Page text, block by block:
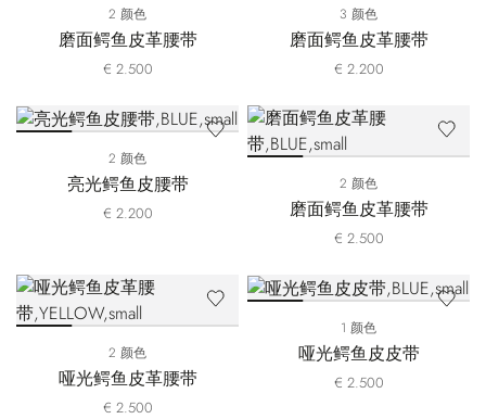
2 颜色
磨面鳄鱼皮革腰带
€ 2.500
3 颜色
磨面鳄鱼皮革腰带
€ 2.200
2 颜色
亮光鳄鱼皮腰带
€ 2.200
2 颜色
磨面鳄鱼皮革腰带
€ 2.500
2 颜色
哑光鳄鱼皮革腰带
€ 2.500
1 颜色
哑光鳄鱼皮皮带
€ 2.500